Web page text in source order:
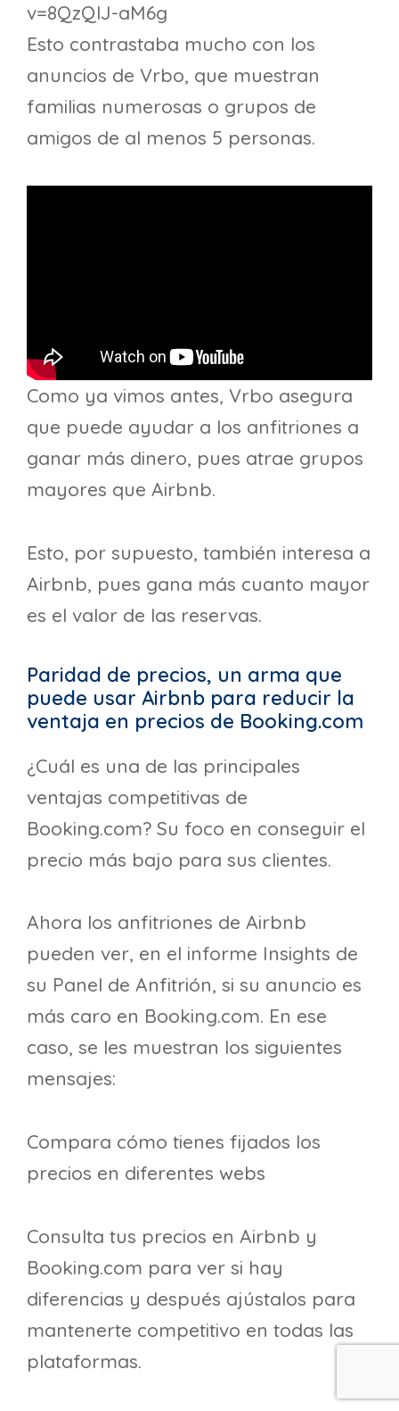
v=8QzQlJ-aM6g
Esto contrastaba mucho con los
anuncios de Vrbo, que muestran
familias numerosas o grupos de
amigos de al menos 5 personas.
Como ya vimos antes, Vrbo asegura
que puede ayudar a los anfitriones a
ganar más dinero, pues atrae grupos
mayores que Airbnb.
Esto, por supuesto, también interesa a
Airbnb, pues gana más cuanto mayor
es el valor de las reservas.
Paridad de precios, un arma que
puede usar Airbnb para reducir la
ventaja en precios de Booking.com
¿Cuál es una de las principales
ventajas competitivas de
Booking.com? Su foco en conseguir el
precio más bajo para sus clientes.
Ahora los anfitriones de Airbnb
pueden ver, en el informe Insights de
su Panel de Anfitrión, si su anuncio es
más caro en Booking.com. En ese
caso, se les muestran los siguientes
mensajes:
Compara cómo tienes fijados los
precios en diferentes webs
Consulta tus precios en Airbnb y
Booking.com para ver si hay
diferencias y después ajústalos para
mantenerte competitivo en todas las
plataformas.